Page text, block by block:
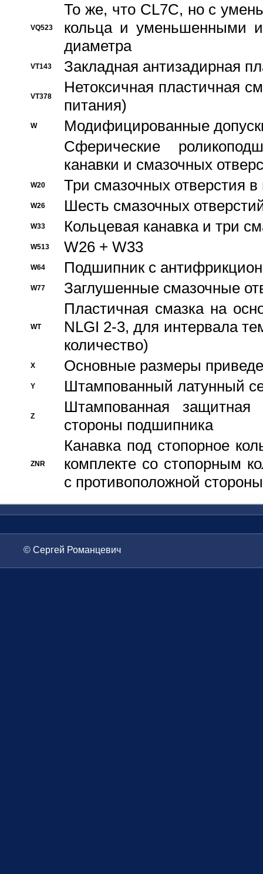
VQ523
То же, что CL7C, но с
кольца и уменьшенными
диаметра
VT143 Закладная антизадирная
VT378
Нетоксичная пластичная
питания)
W
Модифицированные
Сферические
канавки и смазочных
W20 Три смазочных отверстия
W26 Шесть смазочных
W33 Кольцевая канавка и три
W513 W26 + W33
W64 Подшипник с
W77 Заглушенные смазочные
WT
Пластичная смазка на
NLGI 2-3, для интервала
количество)
X Основные размеры
Y Штампованный латунный
Z
Штампованная
стороны подшипника
ZNR
Канавка под стопорное
комплекте со стопорным
с противоположной стороны
© Сергей Романцевич